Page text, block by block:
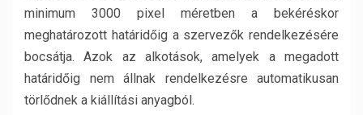
minimum 3000 pixel méretben a bekéréskor
meghatározott határidőig a szervezők rendelkezésére
bocsátja. Azok az alkotások, amelyek a megadott
határidőig nem állnak rendelkezésre automatikusan
törlődnek a kiállítási anyagból.